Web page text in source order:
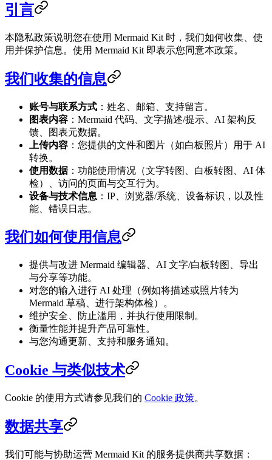
引言
本隐私政策说明您在使用 Mermaid Kit 时，我们如何收集、使
用并保护信息。使用 Mermaid Kit 即表示您同意本政策。
我们收集的信息
账号与联系方式 ：姓名、邮箱、支持留言。
图表内容 ：Mermaid 代码、文字描述/提示、AI 架构反
馈、图表元数据。
上传内容 ：您提供的文件和图片（如白板照片）用于 AI
转换。
使用数据：功能使用情况（文字转图、白板转图、AI 体
检）、访问的页面与交互行为。
设备与技术信息 ：IP、浏览器/系统、设备标识，以及性
能、错误日志。
我们如何使用信息
提供与改进 Mermaid 编辑器、AI 文字/白板转图、导出
与分享等功能。
对您的输入进行 AI 处理（例如将描述或照片转为
Mermaid 草稿、进行架构体检）。
维护安全、防止滥用，并执行使用限制。
衡量性能并提升产品可靠性。
与您沟通更新、支持和服务通知。
Cookie 与类似技术
Cookie 的使用方式请参见我们的 Cookie 政策。
数据共享
我们可能与协助运营 Mermaid Kit 的服务提供商共享数据：